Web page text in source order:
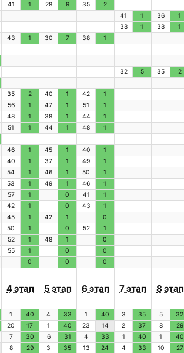
41 1 28 9 35
2
41 1 36 1
38 1 38 1
43 1 30 7 38
1
32 5 35 2
35 2 40 1 42
1
56 1 47 1 51
1
48 1 38 1 44
1
51 1 44 1 48
1
46 1 45 1 40
1
40 1 37 1 49
1
54 1 46 1 50
1
53 1 49 1 46
1
57 1 0 41
1
42 1 0 43
1
45 1 42 1
0
50 1 0 52
1
52 1 48 1
0
55 1 0
0
0 0 0
4 этап 5 этап 6 этап 7 этап 8 этап
1 40 4 33 1 40 3 35 5 32
20 17 1 40 23 14 2 37 8 29
7 30 6 31 4 33 1 40 1 40
8 29 3 35 13 24 4 33 10 27